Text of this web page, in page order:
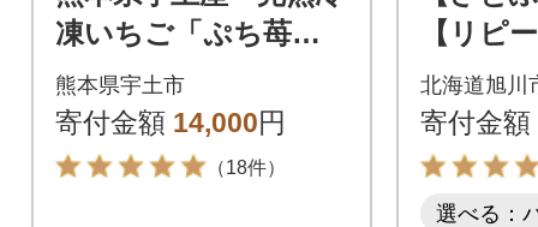
凍いちご「ぷち苺」1
kg(500g×2袋) 園村苺
園
熊本県宇土市
寄付金額 14,000円
（18件）
【リピ
スープ
食入り
北海道旭川
寄付金額
選べる：